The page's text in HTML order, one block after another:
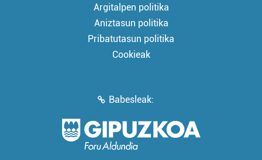
Argitalpen politika
Aniztasun politika
Pribatutasun politika
Cookieak
Babesleak: